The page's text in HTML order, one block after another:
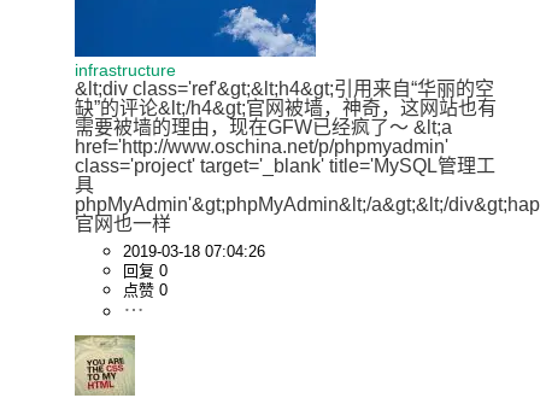
infrastructure
&lt;div class='ref'&gt;&lt;h4&gt;引用来自“华丽的空
缺”的评论&lt;/h4&gt;官网被墙，神奇，这网站也有
需要被墙的理由，现在GFW已经疯了～ &lt;a
href='http://www.oschina.net/p/phpmyadmin'
class='project' target='_blank' title='MySQL管理工
具
phpMyAdmin'&gt;phpMyAdmin&lt;/a&gt;&lt;/
官网也一样
2019-03-18 07:04:26
回复 0
点赞 0